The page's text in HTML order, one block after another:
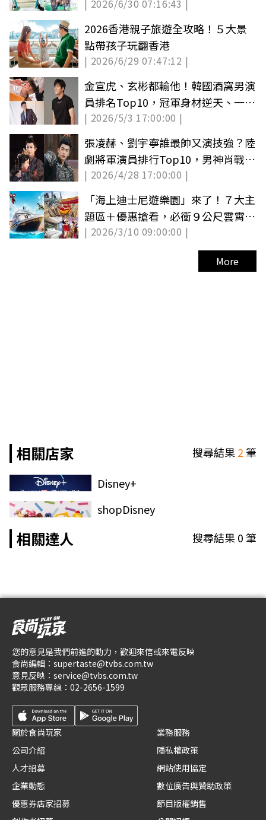
快閃店
| 2026/6/30 07:16:43 |
2026香港親子旅遊全攻略！５大景
點帶孩子玩翻香港
| 2026/6/29 07:47:12 |
金宣虎、玄彬都輸他！韓國酒窩男演
員排名Top10，冠軍身材逆天、一笑
就暈船
| 2026/5/3 17:00:00 |
張凌赫、劉宇寧誰最帥又演技強？陸
劇將軍演員排行Top10，男神肖戰跌
出榜外
| 2026/4/28 17:00:00 |
「海上迪士尼遊樂園」來了！７大主
題區＋優惠搶看，必衝９公尺雲霄飛
車
| 2026/3/10 09:00:00 |
More
相關店家 搜尋結果2筆
Disney+
shopDisney
相關達人 搜尋結果0筆
您的意見是我們前進的動力，歡迎來信或來電反映
食尚編輯： supertaste@tvbs.com.tw
意見反映： service@tvbs.com.tw
觀眾服務專線： 02-2656-1599
關於食尚玩家
公司介紹
人才招募
企業動態
優惠券店家招募
業務服務
隱私權政策
網站使用協定
數位廣告與贊助政策
節目版權銷售